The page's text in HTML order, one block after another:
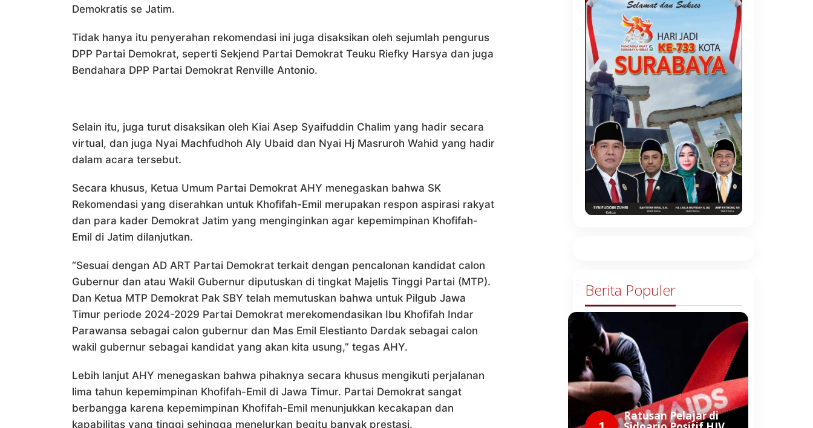
Demokratis se Jatim.
Tidak hanya itu penyerahan rekomendasi ini juga disaksikan oleh sejumlah pengurus
DPP Partai Demokrat, seperti Sekjend Partai Demokrat Teuku Riefky Harsya dan juga
Bendahara DPP Partai Demokrat Renville Antonio.
Selain itu, juga turut disaksikan oleh Kiai Asep Syaifuddin Chalim yang hadir secara
virtual, dan juga Nyai Machfudhoh Aly Ubaid dan Nyai Hj Masruroh Wahid yang hadir
dalam acara tersebut.
Secara khusus, Ketua Umum Partai Demokrat AHY menegaskan bahwa SK
Rekomendasi yang diserahkan untuk Khofifah-Emil merupakan respon aspirasi rakyat
dan para kader Demokrat Jatim yang menginginkan agar kepemimpinan Khofifah-
Emil di Jatim dilanjutkan.
“Sesuai dengan AD ART Partai Demokrat terkait dengan pencalonan kandidat calon
Gubernur dan atau Wakil Gubernur diputuskan di tingkat Majelis Tinggi Partai (MTP).
Dan Ketua MTP Demokrat Pak SBY telah memutuskan bahwa untuk Pilgub Jawa
Timur periode 2024-2029 Partai Demokrat merekomendasikan Ibu Khofifah Indar
Parawansa sebagai calon gubernur dan Mas Emil Elestianto Dardak sebagai calon
wakil gubernur sebagai kandidat yang akan kita usung,” tegas AHY.
Lebih lanjut AHY menegaskan bahwa pihaknya secara khusus mengikuti perjalanan
lima tahun kepemimpinan Khofifah-Emil di Jawa Timur. Partai Demokrat sangat
berbangga karena kepemimpinan Khofifah-Emil menunjukkan kecakapan dan
kapabilitas yang tinggi sehingga menelurkan begitu banyak prestasi.
Berita Populer
Ratusan Pelajar di